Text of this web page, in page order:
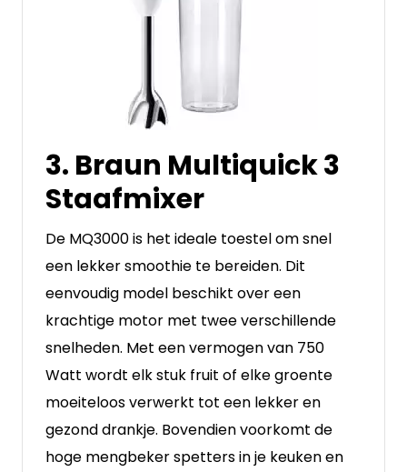
3. Braun Multiquick 3
Staafmixer
De MQ3000 is het ideale toestel om snel
een lekker smoothie te bereiden. Dit
eenvoudig model beschikt over een
krachtige motor met twee verschillende
snelheden. Met een vermogen van 750
Watt wordt elk stuk fruit of elke groente
moeiteloos verwerkt tot een lekker en
gezond drankje. Bovendien voorkomt de
hoge mengbeker spetters in je keuken en